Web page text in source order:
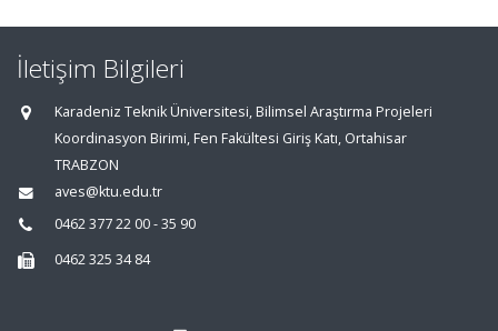
İletişim Bilgileri
Karadeniz Teknik Üniversitesi, Bilimsel Araştırma Projeleri
Koordinasyon Birimi, Fen Fakültesi Giriş Katı, Ortahisar
TRABZON
aves@ktu.edu.tr
0462 377 22 00 - 35 90
0462 325 34 84